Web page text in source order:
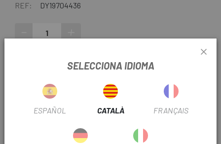
REF: DY19704436
AFEGEIX A LA CISTELLA
ENTREGA EN 48 HORES
Consulteu els temps de lliurament estimats en triar el
mètode d'enviament.
SELECCIONA IDIOMA
ESPAÑOL CATALÀ FRANÇAIS